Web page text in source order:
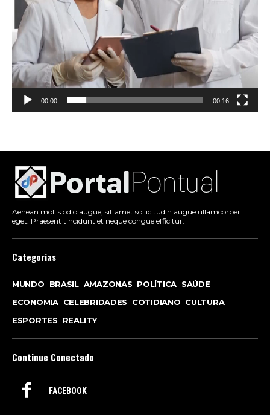
00:00 00:16
Aenean mollis odio augue, sit amet sollicitudin augue ullamcorper
eget. Praesent tincidunt et neque congue efficitur.
Categorias
MUNDO BRASIL AMAZONAS POLÍTICA SAÚDE
ECONOMIA CELEBRIDADES COTIDIANO CULTURA
ESPORTES
REALITY
Continue Conectado
FACEBOOK